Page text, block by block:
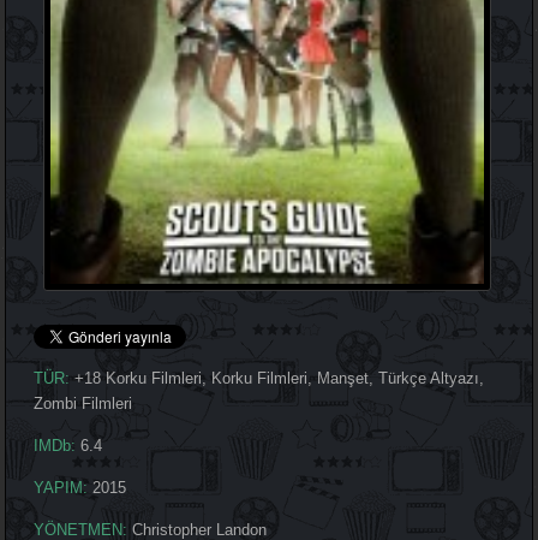
TÜR: +18 Korku Filmleri, Korku Filmleri, Manşet, Türkçe Altyazı,
Zombi Filmleri
IMDb: 6.4
YAPIM: 2015
YÖNETMEN: Christopher Landon